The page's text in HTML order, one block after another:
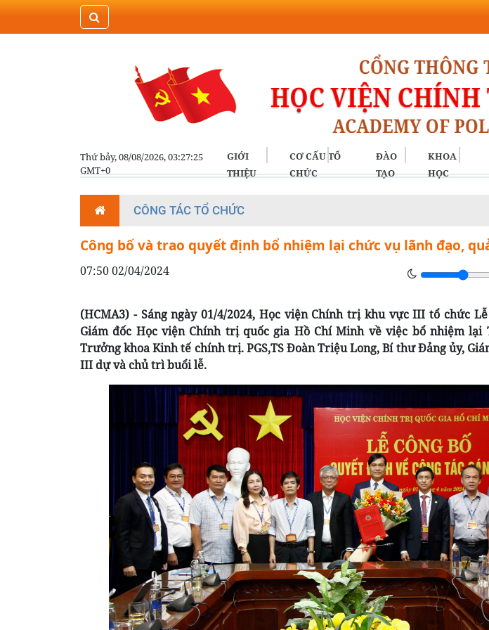
Thứ bảy, 08/08/2026, 03:27:25
GMT+0
GIỚI
THIỆU
CƠ CẤU TỔ
CHỨC
ĐÀO
TẠO
KHOA
HỌC
CÔNG TÁC TỔ CHỨC
Công bố và trao quyết định bổ nhiệm lại chức vụ lãnh đạo,
07:50 02/04/2024
(HCMA3) - Sáng ngày 01/4/2024, Học viện Chính trị khu vực III tổ chức
Giám đốc Học viện Chính trị quốc gia Hồ Chí Minh về việc bổ nhiệm lại
Trưởng khoa Kinh tế chính trị. PGS,TS Đoàn Triệu Long, Bí thư Đảng ủy,
III dự và chủ trì buổi lễ.